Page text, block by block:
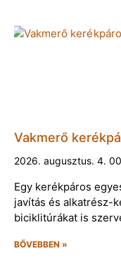
Vakmerő
2026. augusztus. 4.
Egy kerékpáros
javítás és alkatrész-
biciklitúrákat is
BŐVEBBEN »